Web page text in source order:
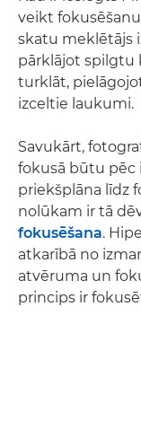
veikt
skatu meklētājs
pārklājot spilgtu
turklāt,
izceltie laukumi.
Savukārt,
fokusā būtu pēc
priekšplāna līdz
nolūkam ir tā
fokusēšana.
atkarībā no
atvēruma un
princips ir